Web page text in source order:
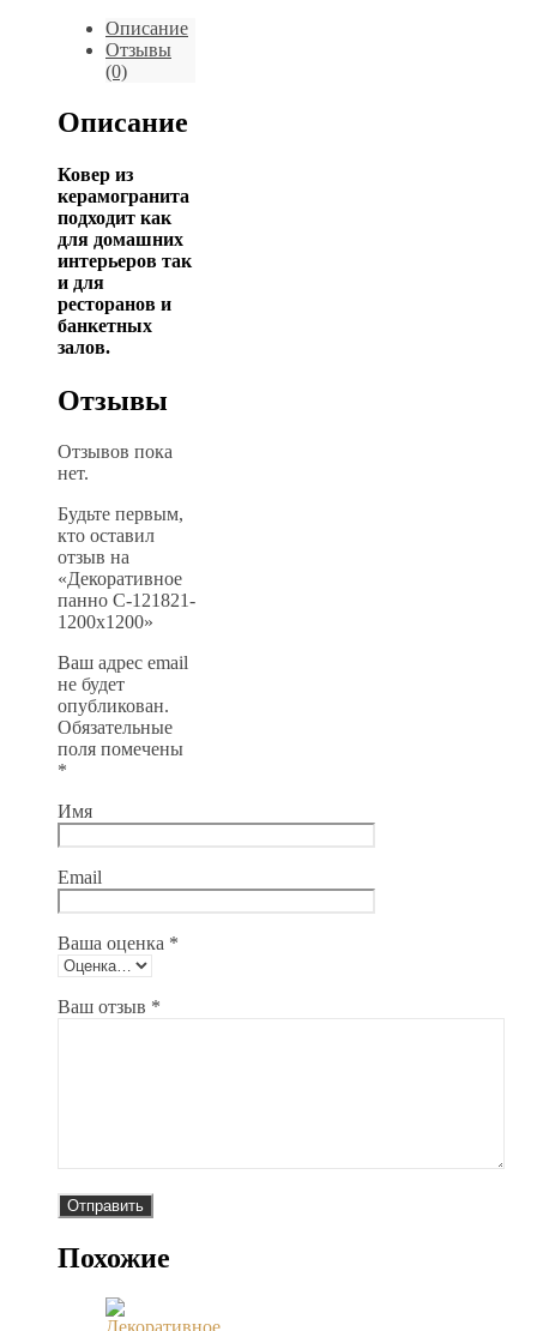
Описание
Отзывы
(0)
Описание
Ковер из
керамогранита
подходит как
для домашних
интерьеров так
и для
ресторанов и
банкетных
залов.
Отзывы
Отзывов пока
нет.
Будьте первым,
кто оставил
отзыв на
«Декоративное
панно C-121821-
1200х1200»
Ваш адрес email
не будет
опубликован.
Обязательные
поля помечены
*
Имя
Email
Ваша оценка *
Ваш отзыв *
Похожие